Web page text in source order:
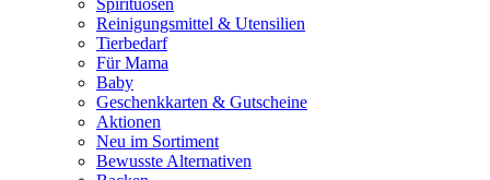
Spirituosen
Reinigungsmittel & Utensilien
Tierbedarf
Für Mama
Baby
Geschenkkarten & Gutscheine
Aktionen
Neu im Sortiment
Bewusste Alternativen